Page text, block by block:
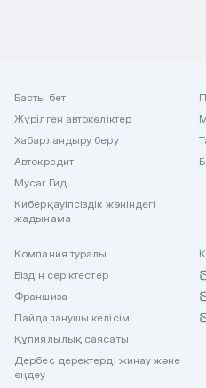
Басты бет
Жүрілген автокөліктер
Хабарландыру беру
Автокредит
Mycar Гид
Киберқауіпсіздік жөніндегі
жадынама
Компания туралы
Біздің серіктестер
Франшиза
Пайдаланушы келісімі
Құпиялылық саясаты
Дербес деректерді жинау және
өңдеу